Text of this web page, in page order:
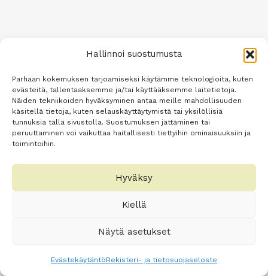
Hallinnoi suostumusta
Parhaan kokemuksen tarjoamiseksi käytämme teknologioita, kuten
evästeitä, tallentaaksemme ja/tai käyttääksemme laitetietoja.
Näiden tekniikoiden hyväksyminen antaa meille mahdollisuuden
käsitellä tietoja, kuten selauskäyttäytymistä tai yksilöllisiä
tunnuksia tällä sivustolla. Suostumuksen jättäminen tai
peruuttaminen voi vaikuttaa haitallisesti tiettyihin ominaisuuksiin ja
toimintoihin.
Hyväksy
Kiellä
Näytä asetukset
EvästekäytäntöRekisteri- ja tietosuojaseloste